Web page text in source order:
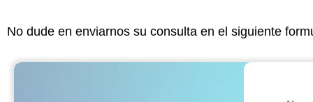
No dude en enviarnos su consulta en el siguiente